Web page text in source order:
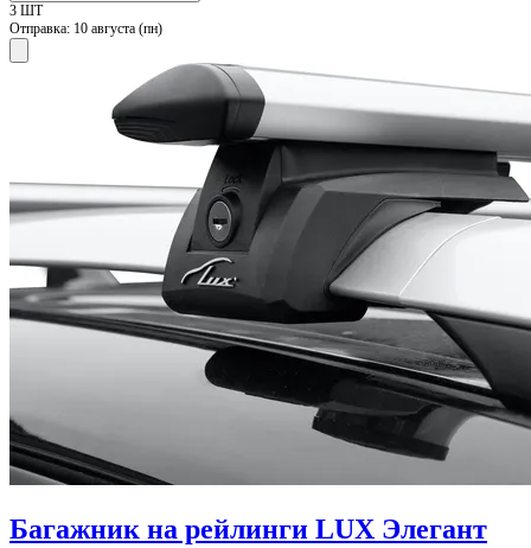
3 ШТ
Отправка: 10 августа (пн)
Багажник на рейлинги LUX Элегант